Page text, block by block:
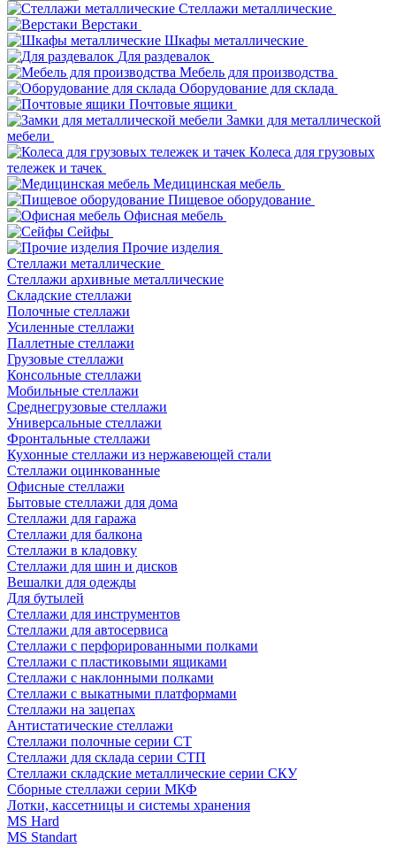
Стеллажи металлические
Верстаки
Шкафы металлические
Для раздевалок
Мебель для производства
Оборудование для склада
Почтовые ящики
Замки для металлической
мебели
Колеса для грузовых
тележек и тачек
Медицинская мебель
Пищевое оборудование
Офисная мебель
Сейфы
Прочие изделия
Стеллажи металлические
Cтеллажи архивные металлические
Складские стеллажи
Полочные стеллажи
Усиленные стеллажи
Паллетные стеллажи
Грузовые стеллажи
Консольные стеллажи
Мобильные стеллажи
Среднегрузовые стеллажи
Универсальные стеллажи
Фронтальные стеллажи
Кухонные стеллажи из нержавеющей стали
Стеллажи оцинкованные
Офисные стеллажи
Бытовые стеллажи для дома
Стеллажи для гаража
Стеллажи для балкона
Стеллажи в кладовку
Стеллажи для шин и дисков
Вешалки для одежды
Для бутылей
Стеллажи для инструментов
Стеллажи для автосервиса
Стеллажи с перфорированными полками
Стеллажи с пластиковыми ящиками
Стеллажи с наклонными полками
Стеллажи с выкатными платформами
Стеллажи на зацепах
Антистатические стеллажи
Стеллажи полочные серии СТ
Стеллажи для склада серии СТП
Стеллажи складские металлические серии СКУ
Сборные стеллажи серии МКФ
Лотки, кассетницы и системы хранения
MS Hard
MS Standart